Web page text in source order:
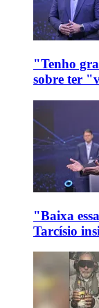
"Tenho
sobre ter
"Baixa
Tarcísio